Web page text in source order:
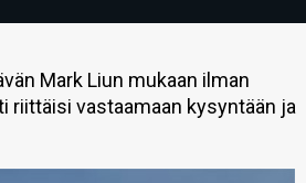
Mark Liun mukaan ilman
riittäisi vastaamaan kysyntään ja